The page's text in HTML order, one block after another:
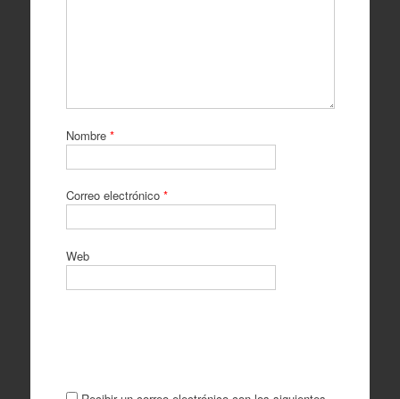
Nombre *
Correo electrónico *
Web